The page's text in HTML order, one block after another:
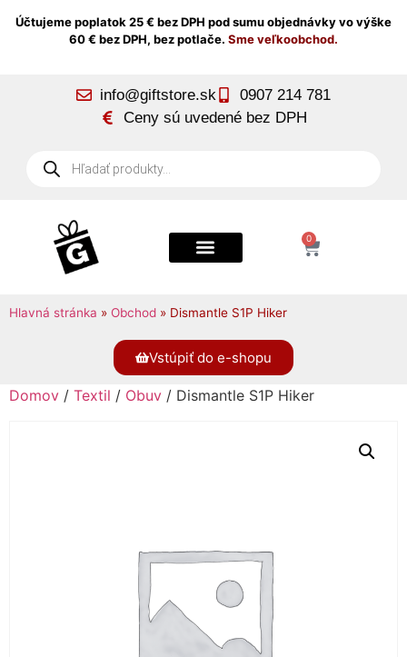
Účtujeme poplatok 25 € bez DPH pod sumu objednávky vo výške
60 € bez DPH, bez potlače. Sme veľkoobchod.
info@giftstore.sk
0907 214 781
Ceny sú uvedené bez DPH
0
Hlavná stránka » Obchod » Dismantle S1P Hiker
Vstúpiť do e-shopu
Domov / Textil / Obuv / Dismantle S1P Hiker